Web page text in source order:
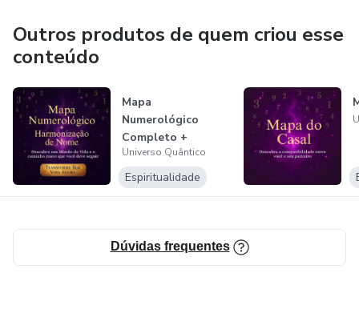
Outros produtos de quem criou esse
conteúdo
Mapa
Numerológico
Completo +
Harmonização de
Nome
Universo Quântico
Espiritualidade
Dúvidas frequentes